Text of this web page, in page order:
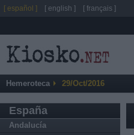
Hemeroteca 29/Oct/2016
España
Andalucía
[ español ] [ english ] [ français ]